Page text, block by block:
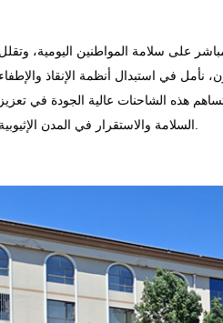
على سلامة المواطنين اليومية، وتقلل
نأمل في استبدال أنظمة الإنقاذ والإطفاء
هذه الشاحنات عالية الجودة في تعزيز